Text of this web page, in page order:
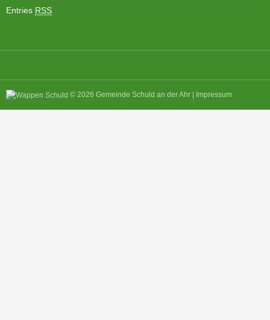
Entries RSS
© 2026 Gemeinde Schuld an der Ahr | Impressum